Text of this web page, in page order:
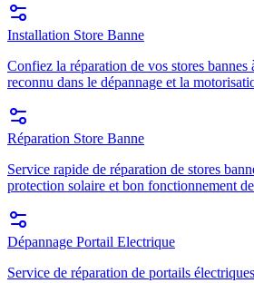
Installation Store Banne
Confiez la réparation de vos stores bannes
reconnu dans le dépannage et la
Réparation Store Banne
Service rapide de réparation de stores
protection solaire et bon fonctionnement
Dépannage Portail Electrique
Service de réparation de portails